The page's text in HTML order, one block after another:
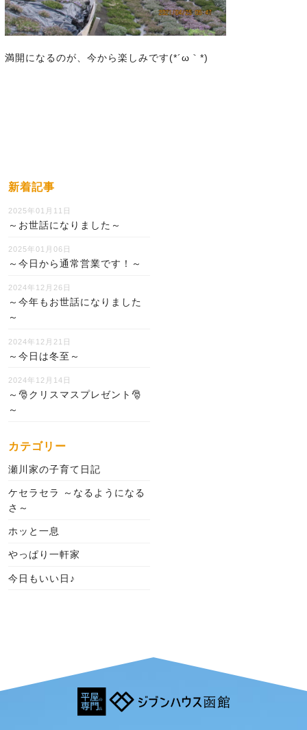
満開になるのが、今から楽しみです(*´ω｀*)
新着記事
2025年01月11日
～お世話になりました～
2025年01月06日
～今日から通常営業です！～
2024年12月26日
～今年もお世話になりました
～
2024年12月21日
～今日は冬至～
2024年12月14日
～🎅クリスマスプレゼント🎅
～
カテゴリー
瀬川家の子育て日記
ケセラセラ ～なるようになる
さ～
ホッと一息
やっぱり一軒家
今日もいい日♪